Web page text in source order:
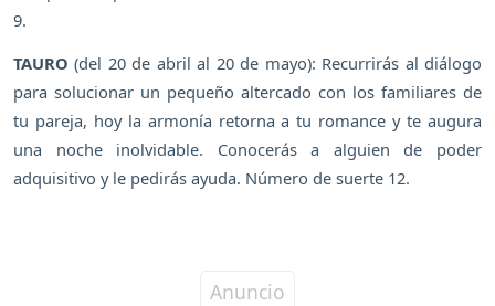
9.
TAURO (del 20 de abril al 20 de mayo): Recurrirás al diálogo
para solucionar un pequeño altercado con los familiares de
tu pareja, hoy la armonía retorna a tu romance y te augura
una noche inolvidable. Conocerás a alguien de poder
adquisitivo y le pedirás ayuda. Número de suerte 12.